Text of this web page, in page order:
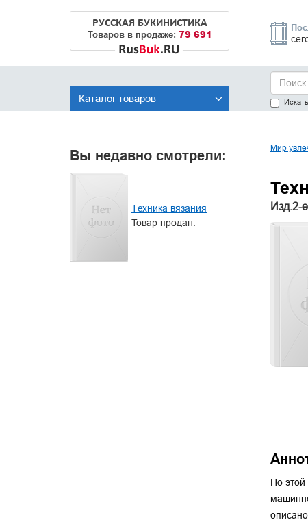
РУССКАЯ БУКИНИСТИКА
Товаров в продаже: 79 691
Каталог товаров
Вы недавно смотрели:
Техника вязания
Товар продан.
Мир
Изд.2-
По